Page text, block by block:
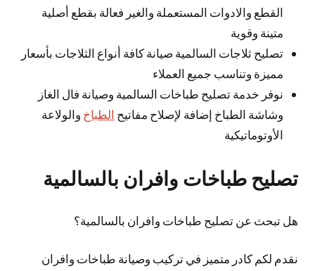
القطع والادوات المستعملة والغير فعالة بقطع أصلية
متينة وقوية
تصليح ثلاجات السالمية صيانة كافة أنواع الثلاجات بأسعار
مميزة وتناسب جميع العملاء
نوفر خدمة تصليح طباخات السالمية وصيانة فال الغاز
وشاشة الطباخ إضافة لإصلاح مفاتيح الطباخ والولاعة
الأوتوماتيكية
تصليح طباخات وافران بالسالمية
هل تبحث عن تصليح طباخات وافران بالسالمية؟
نقدم لكم كادر متميز في تركيب وصيانة طباخات وافران